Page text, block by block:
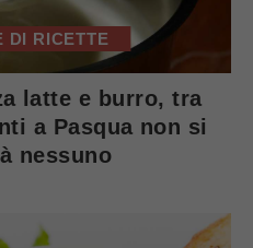
DI RICETTE
latte e burro, tra
a Pasqua non si
nessuno